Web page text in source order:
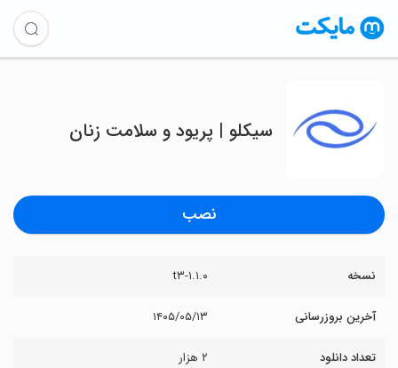
‏سیکلو | پریود و سلامت زنان
نصب
نسخه ۱.۱.۰-t۳
آخرین بروزرسانی ۱۴۰۵/۰۵/۱۳
تعداد دانلود ۲ هزار